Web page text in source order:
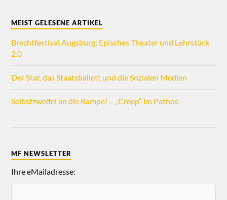
MEIST GELESENE ARTIKEL
Brechtfestival Augsburg: Episches Theater und Lehrstück
2.0
Der Star, das Staatsballett und die Sozialen Medien
Selbstzweifel an die Rampe! – „Creep“ im Pathos
MF NEWSLETTER
Ihre eMailadresse: